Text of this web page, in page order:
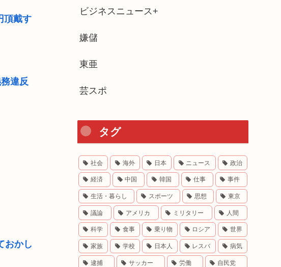
頂戴す
違反
おかし
ビジネスニュース+
嫌儲
東亜
芸スポ
タグ
社会 海外 日本 ニュース 政治
経済 中国 韓国 仕事 事件
生活・暮らし スポーツ 思想 東京
議論 アメリカ ミリタリー 人間
科学 食事 乗り物 ロシア 世界
家族 学校 日本人 レスバ 病気
逮捕 サッカー 労働 自民党